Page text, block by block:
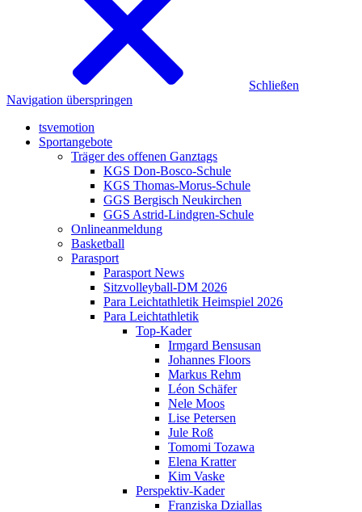
Schließen
Navigation überspringen
tsvemotion
Sportangebote
Träger des offenen Ganztags
KGS Don-Bosco-Schule
KGS Thomas-Morus-Schule
GGS Bergisch Neukirchen
GGS Astrid-Lindgren-Schule
Onlineanmeldung
Basketball
Parasport
Parasport News
Sitzvolleyball-DM 2026
Para Leichtathletik Heimspiel 2026
Para Leichtathletik
Top-Kader
Irmgard Bensusan
Johannes Floors
Markus Rehm
Léon Schäfer
Nele Moos
Lise Petersen
Jule Roß
Tomomi Tozawa
Elena Kratter
Kim Vaske
Perspektiv-Kader
Franziska Dziallas